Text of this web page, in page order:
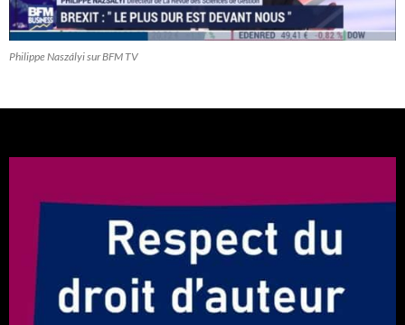
Philippe Naszályi sur BFM TV